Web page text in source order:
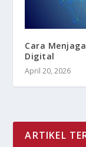
Cara
Digital
April 20, 2026
ARTIKEL